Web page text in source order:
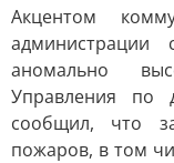
Акцентом
аномально
Управления
сообщил, что
пожаров, в том